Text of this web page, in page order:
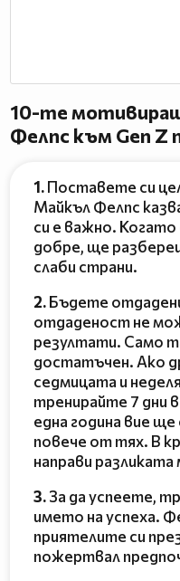
10-те
Фелпс към Gen Z
1.Поставете си
Майкъл Фелпс
си е важно.
добре, ще
слаби страни.
2.Бъдете
отдаденост не
резултати. Само
достатъчен. Ако
седмицата и
тренирайте 7 дни
една година вие
повече от тях. В
направи
3.За да успеете,
името на успеха.
приятелите си
пожертвал